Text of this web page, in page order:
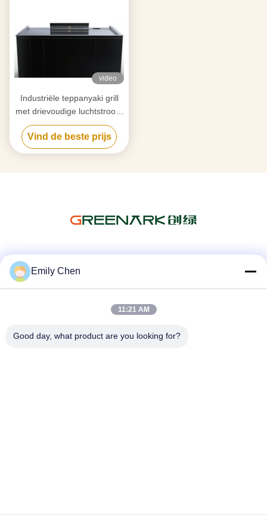
video
Industriële teppanyaki grill
met drievoudige luchtstroom
rookreiniging en anti-
verstoppingstechnologie
Vind de beste prijs
Emily Chen
11:21 AM
Good day, what product are you looking for?